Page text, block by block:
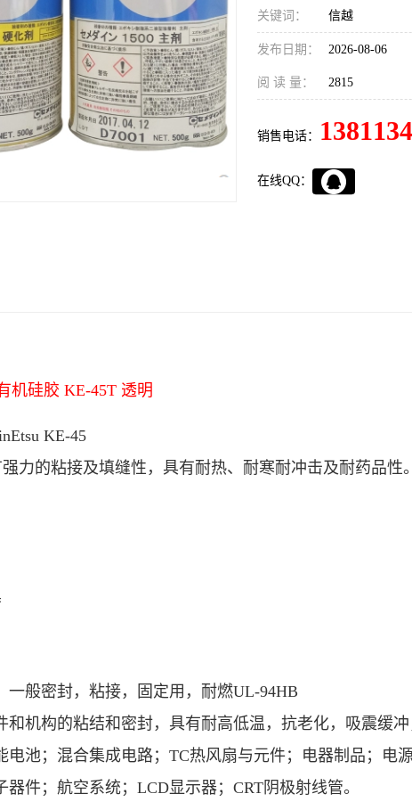
关键词： 信越
发布日期： 2026-08-06
阅 读 量： 2815
销售电话：
在线QQ：
机硅胶 KE-45T 透明
KE-45
强力的粘接及填缝性，具有耐热、耐寒耐冲击及耐药品
一般密封，粘接，固定用，耐燃UL-94HB
和机构的粘结和密封，具有耐高低温，抗老化，吸震缓
池；混合集成电路； TC热风扇与元件；电器制品；电
器件；航空系统；LCD显示器；CRT阴极射线管。